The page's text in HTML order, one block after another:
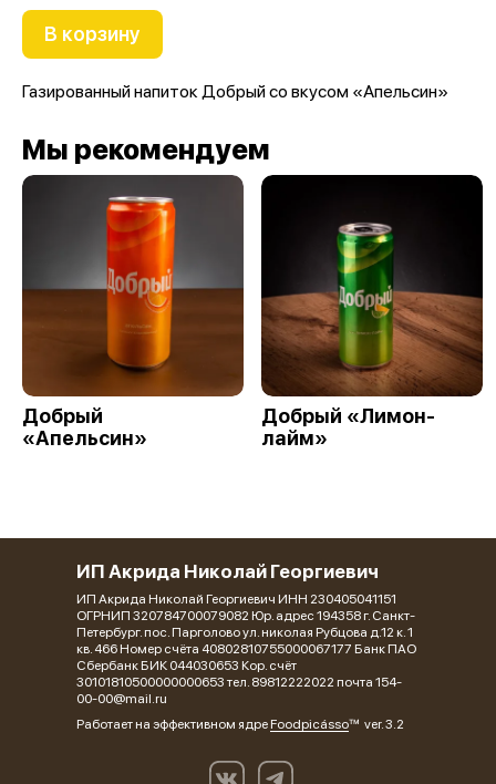
В корзину
Газированный напиток Добрый со вкусом «Апельсин»
Мы рекомендуем
Добрый
«Апельсин»
Добрый «Лимон-
лайм»
ИП Акрида Николай Георгиевич
ИП Акрида Николай Георгиевич ИНН 230405041151
ОГРНИП 320784700079082 Юр. адрес 194358 г. Санкт-
Петербург. пос. Парголово ул. николая Рубцова д.12 к. 1
кв. 466 Номер счёта 40802810755000067177 Банк ПАО
Сбербанк БИК 044030653 Кор. счёт
30101810500000000653 тел. 89812222022 почта 154-
00-00@mail.ru
Работает на эффективном ядреFoodpicássover. 3.2